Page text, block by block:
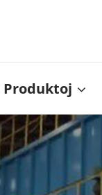
Produktoj